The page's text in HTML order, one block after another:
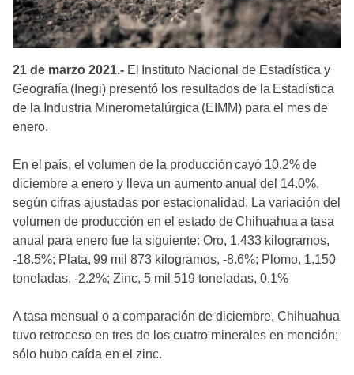
21 de marzo 2021.- El Instituto Nacional de Estadística y
Geografía (Inegi) presentó los resultados de la Estadística
de la Industria Minerometalúrgica (EIMM) para el mes de
enero.
En el país, el volumen de la producción cayó 10.2% de
diciembre a enero y lleva un aumento anual del 14.0%,
según cifras ajustadas por estacionalidad. La variación del
volumen de producción en el estado de Chihuahua a tasa
anual para enero fue la siguiente: Oro, 1,433 kilogramos,
-18.5%; Plata, 99 mil 873 kilogramos, -8.6%; Plomo, 1,150
toneladas, -2.2%; Zinc, 5 mil 519 toneladas, 0.1%
A tasa mensual o a comparación de diciembre, Chihuahua
tuvo retroceso en tres de los cuatro minerales en mención;
sólo hubo caída en el zinc.